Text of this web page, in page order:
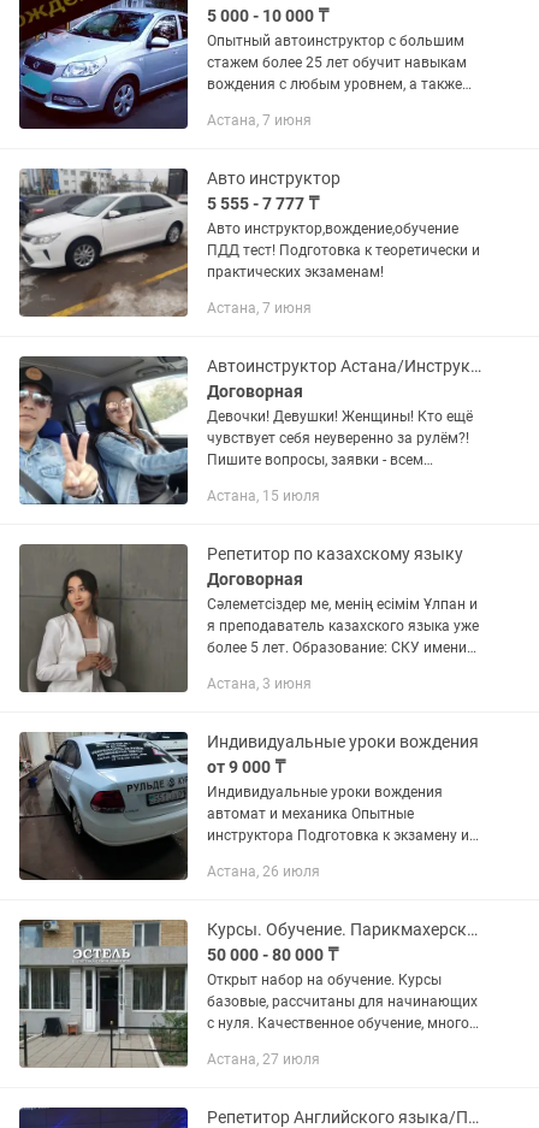
5 000 - 10 000 ₸
Опытный автоинструктор с большим
стажем более 25 лет обучит навыкам
вождения с любым уровнем, а также
практического и теоретического
Астана, 7 июня
Авто инструктор
5 555 - 7 777 ₸
Авто инструктор,вождение,обучение
ПДД тест! Подготовка к теоретически и
практических экзаменам!
Астана, 7 июня
Автоинструктор Астана/Инструктор по вождению Астана/Курсы вождения Астана/
Договорная
Девочки! Девушки! Женщины! Кто ещё
чувствует себя неуверенно за рулём?!
Пишите вопросы, заявки - всем
полноправными женская на дорогах
Астана, 15 июля
Репетитор по казахскому языку
Договорная
Сәлеметсіздер ме, менің есімім Ұлпан и
я преподаватель казахского языка уже
более 5 лет. Образование: СКУ имени
литература. Магистр пед.наук.
Астана, 3 июня
Индивидуальные уроки вождения
от 9 000 ₸
Индивидуальные уроки вождения
автомат и механика Опытные
инструктора Подготовка к экзамену и к
деле Есть система скидок
Астана, 26 июля
Курсы. Обучение. Парикмахерские курсы.
50 000 - 80 000 ₸
Открыт набор на обучение. Курсы
базовые, рассчитаны для начинающих
с нуля. Качественное обучение, много
обучение можно в любой день. . Курс
Астана, 27 июля
Репетитор Английского языка/Подготовка к IELTS/ Подготовка к SAT